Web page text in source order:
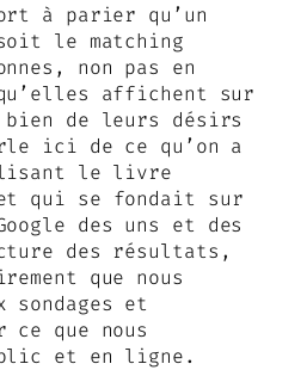
à parier qu’un
le matching
non pas en
affichent sur
de leurs désirs
ici de ce qu’on a
lisant le livre
qui se fondait sur
des uns et des
des résultats,
que nous
sondages et
ce que nous
et en ligne.